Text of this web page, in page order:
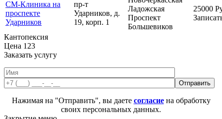
СМ-Клиника на
проспекте
Ударников
пр-т
Ударников, д.
19, корп. 1
Ладожская
Проспект
Большевиков
25000
Кантопексия
Цена 123
Заказать услугу
Нажимая на "Отправить", вы даете согласиена обработку
своих персональных данных.